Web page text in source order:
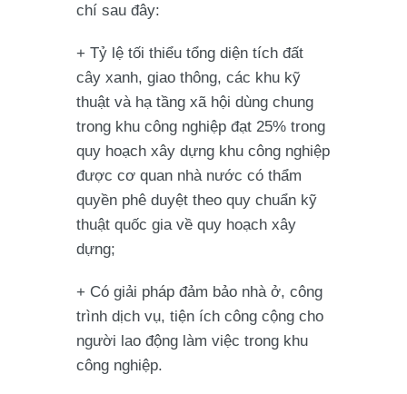
chí sau đây:
+ Tỷ lệ tối thiểu tổng diện tích đất
cây xanh, giao thông, các khu kỹ
thuật và hạ tầng xã hội dùng chung
trong khu công nghiệp đạt 25% trong
quy hoạch xây dựng khu công nghiệp
được cơ quan nhà nước có thẩm
quyền phê duyệt theo quy chuẩn kỹ
thuật quốc gia về quy hoạch xây
dựng;
+ Có giải pháp đảm bảo nhà ở, công
trình dịch vụ, tiện ích công cộng cho
người lao động làm việc trong khu
công nghiệp.